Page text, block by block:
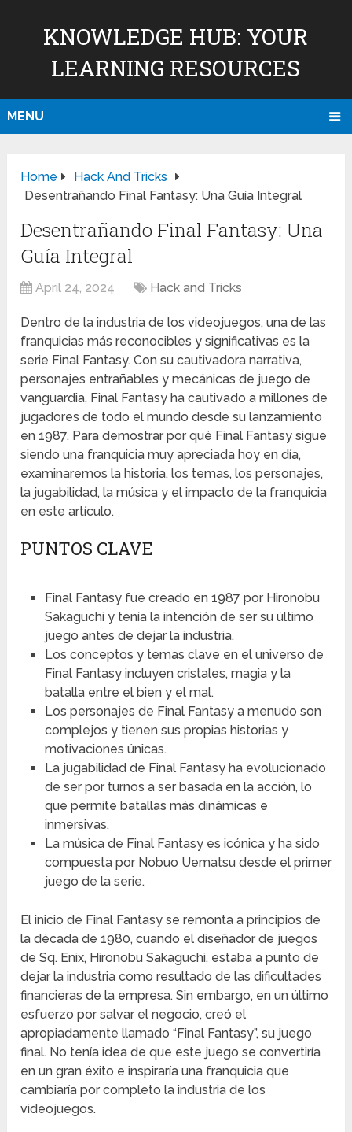
KNOWLEDGE HUB: YOUR
LEARNING RESOURCES
MENU
Home
Hack And Tricks
Desentrañando Final Fantasy: Una Guía Integral
Desentrañando Final Fantasy: Una
Guía Integral
April 24, 2024 Hack and Tricks
Dentro de la industria de los videojuegos, una de las
franquicias más reconocibles y significativas es la
serie Final Fantasy. Con su cautivadora narrativa,
personajes entrañables y mecánicas de juego de
vanguardia, Final Fantasy ha cautivado a millones de
jugadores de todo el mundo desde su lanzamiento
en 1987. Para demostrar por qué Final Fantasy sigue
siendo una franquicia muy apreciada hoy en día,
examinaremos la historia, los temas, los personajes,
la jugabilidad, la música y el impacto de la franquicia
en este artículo.
PUNTOS CLAVE
Final Fantasy fue creado en 1987 por Hironobu
Sakaguchi y tenía la intención de ser su último
juego antes de dejar la industria.
Los conceptos y temas clave en el universo de
Final Fantasy incluyen cristales, magia y la
batalla entre el bien y el mal.
Los personajes de Final Fantasy a menudo son
complejos y tienen sus propias historias y
motivaciones únicas.
La jugabilidad de Final Fantasy ha evolucionado
de ser por turnos a ser basada en la acción, lo
que permite batallas más dinámicas e
inmersivas.
La música de Final Fantasy es icónica y ha sido
compuesta por Nobuo Uematsu desde el primer
juego de la serie.
El inicio de Final Fantasy se remonta a principios de
la década de 1980, cuando el diseñador de juegos
de Sq. Enix, Hironobu Sakaguchi, estaba a punto de
dejar la industria como resultado de las dificultades
financieras de la empresa. Sin embargo, en un último
esfuerzo por salvar el negocio, creó el
apropiadamente llamado “Final Fantasy”, su juego
final. No tenía idea de que este juego se convertiría
en un gran éxito e inspiraría una franquicia que
cambiaría por completo la industria de los
videojuegos.